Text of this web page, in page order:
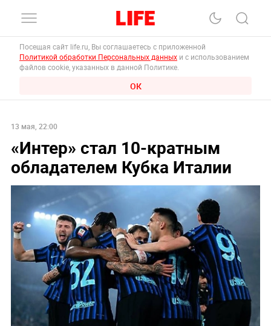
Посещая сайт life.ru, Вы соглашаетесь с приложенной
Политикой обработки Персональных данных и с использованием
файлов cookie, указанных в данной Политике.
ОК
13 мая, 22:00
«Интер» стал 10-кратным
обладателем Кубка Италии